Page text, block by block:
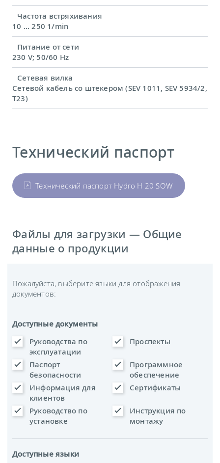
Частота встряхивания
10 ... 250 1/min
Питание от сети
230 V; 50/60 Hz
Сетевая вилка
Сетевой кабель со штекером (SEV 1011, SEV 5934/2,
T23)
Технический паспорт
Технический паспорт Hydro H 20 SOW
Файлы для загрузки — Общие
данные о продукции
Пожалуйста, выберите языки для отображения
документов:
Доступные документы
Руководства по
эксплуатации
Проспекты
Паспорт
безопасности
Программное
обеспечение
Информация для
клиентов
Сертификаты
Руководство по
установке
Инструкция по
монтажу
Доступные языки